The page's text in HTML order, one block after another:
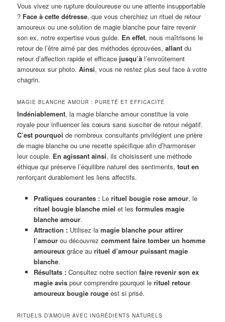
Vous vivez une rupture douloureuse ou une attente insupportable
? Face à cette détresse, que vous cherchiez un rituel de retour
amoureux ou une solution de magie blanche pour faire revenir
son ex, notre expertise vous guide. En effet, nous maîtrisons le
retour de l’être aimé par des méthodes éprouvées,allant du
retour d’affection rapide et efficace jusqu’à l’envoûtement
amoureux sur photo.Ainsi, vous ne restez plus seul face à votre
chagrin.
MAGIE BLANCHE AMOUR : PURETÉ ET EFFICACITÉ
Indéniablement, la magie blanche amour constitue la voie
royale pour influencer les cœurs sans susciter de retour négatif.
C’est pourquoi de nombreux consultants privilégient une prière
de magie blanche ou une recette spécifique afin d’harmoniser
leur couple. En agissant ainsi, ils choisissent une méthode
éthique qui préserve l’équilibre naturel des sentiments,tout en
renforçant durablement les liens affectifs.
Pratiques courantes :Le rituel bougie rose amour, le
rituel bougie blanche miel et les formules magie
blanche amour.
Attraction :Utilisez la magie blanche pour attirer
l’amourou découvrez comment faire tomber un homme
amoureuxgrâce au rituel d’amour puissant magie
blanche.
Résultats :Consultez notre section faire revenir son ex
magie avispour comprendre pourquoi le rituel retour
amoureux bougie rougeest si prisé.
RITUELS D’AMOUR AVEC INGRÉDIENTS NATURELS